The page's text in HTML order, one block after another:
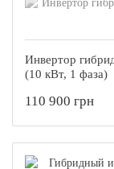
Инвертор
(10 кВт, 1 фаза)
110 900 грн